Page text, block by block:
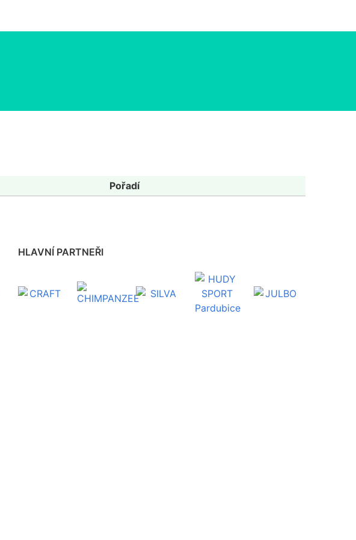
Pořadí
HLAVNÍ PARTNEŘI